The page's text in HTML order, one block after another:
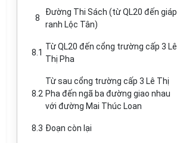
8
Đường Thi Sách (từ QL20 đến giáp
ranh Lộc Tân)
8.1
Từ QL20 đến cổng trường cấp 3 Lê
Thị Pha
8.2
Từ sau cổng trường cấp 3 Lê Thị
Pha đến ngã ba đường giao nhau
với đường Mai Thúc Loan
8.3 Đoạn còn lại